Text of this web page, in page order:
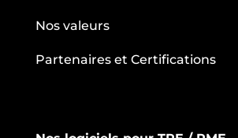
Nos valeurs
Partenaires et Certifications